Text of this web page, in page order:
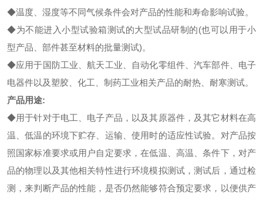
◆温度、湿度等不同气候条件会对产品的性能和寿命影响试验。
◆为不能进入小型试验箱测试的大型试品研制的(也可以用于小
型产品、部件甚至材料的批量测试)。
◆应用于国防工业、航天工业、自动化零组件、汽车部件、电子
电器件以及塑胶、化工、制药工业相关产品的耐热、耐寒测试。
产品用途:
◆用于针对于电工、电子产品，以及其原器件，及其它材料在高
温、低温的环境下贮存、运输、使用时的适应性试验。对产品按
照国家标准要求或用户自定要求，在低温、高温、条件下，对产
品的物理以及其他相关特性进行环境模拟测试，测试后，通过检
测，来判断产品的性能，是否仍然能够符合预定要求，以便供产